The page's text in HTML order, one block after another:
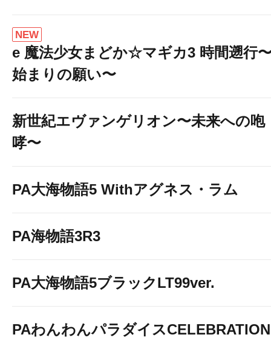
NEW
e 魔法少女まどか☆マギカ3 時間遡行
始まりの願い〜
新世紀エヴァンゲリオン〜未来への咆
哮〜
PA大海物語5 Withアグネス・ラム
PA海物語3R3
PA大海物語5ブラックLT99ver.
PAわんわんパラダイスCELEBRATION